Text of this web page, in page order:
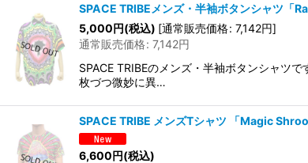
SPACE TRIBEメンズ・半袖ボタンシャツ「
5,000円(税込) [通常販売価格: 7,142円]
通常販売価格: 7,142円
SPACE TRIBEのメンズ・半袖ボタンシャツ
枚づつ微妙に異…
SPACE TRIBE メンズTシャツ 「Magic
6,600円(税込)